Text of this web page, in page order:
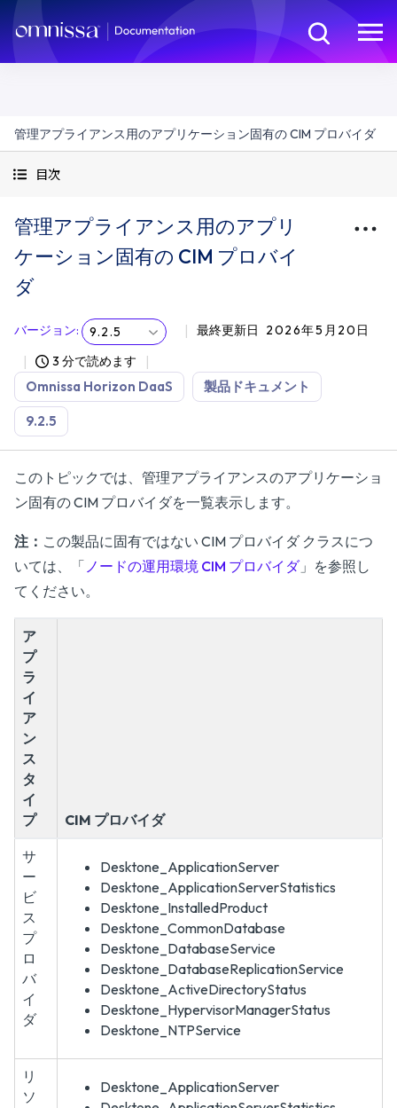
管理アプライアンス用のアプリケーション固有の CIM プロバイダ
目次
管理アプライアンス用のアプリ
ケーション固有の CIM プロバイ
ダ
バージョン: 9.2.5 最終更新日
2026年5月20日
3 分で読めます
Omnissa Horizon DaaS 製品ドキュメント
9.2.5
このトピックでは、管理アプライアンスのアプリケーショ
ン固有の CIM プロバイダを一覧表示します。
注： この製品に固有ではない CIM プロバイダ クラスにつ
いては、「 ノードの運用環境 CIM プロバイダ」を参照し
てください。
ア
プ
ラ
イ
ア
ン
ス
タ
イ
プ
CIM プロバイダ
サ
ー
ビ
ス
プ
ロ
バ
イ
ダ
Desktone_ApplicationServer
Desktone_ApplicationServerStatistics
Desktone_InstalledProduct
Desktone_CommonDatabase
Desktone_DatabaseService
Desktone_DatabaseReplicationService
Desktone_ActiveDirectoryStatus
Desktone_HypervisorManagerStatus
Desktone_NTPService
リ
ソ
Desktone_ApplicationServer